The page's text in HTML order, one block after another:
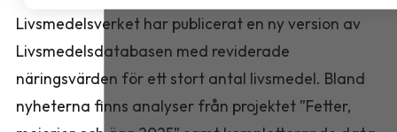
Livsmedelsverket har publicerat en ny version av
Livsmedelsdatabasen med reviderade
näringsvärden för ett stort antal livsmedel. Bland
nyheterna finns analyser från projektet ”Fetter,